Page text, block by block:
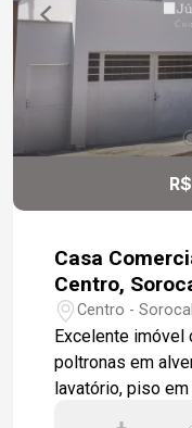
Casa
Centro,
Centro -
Excelente imóvel
poltronas em
lavatório, piso